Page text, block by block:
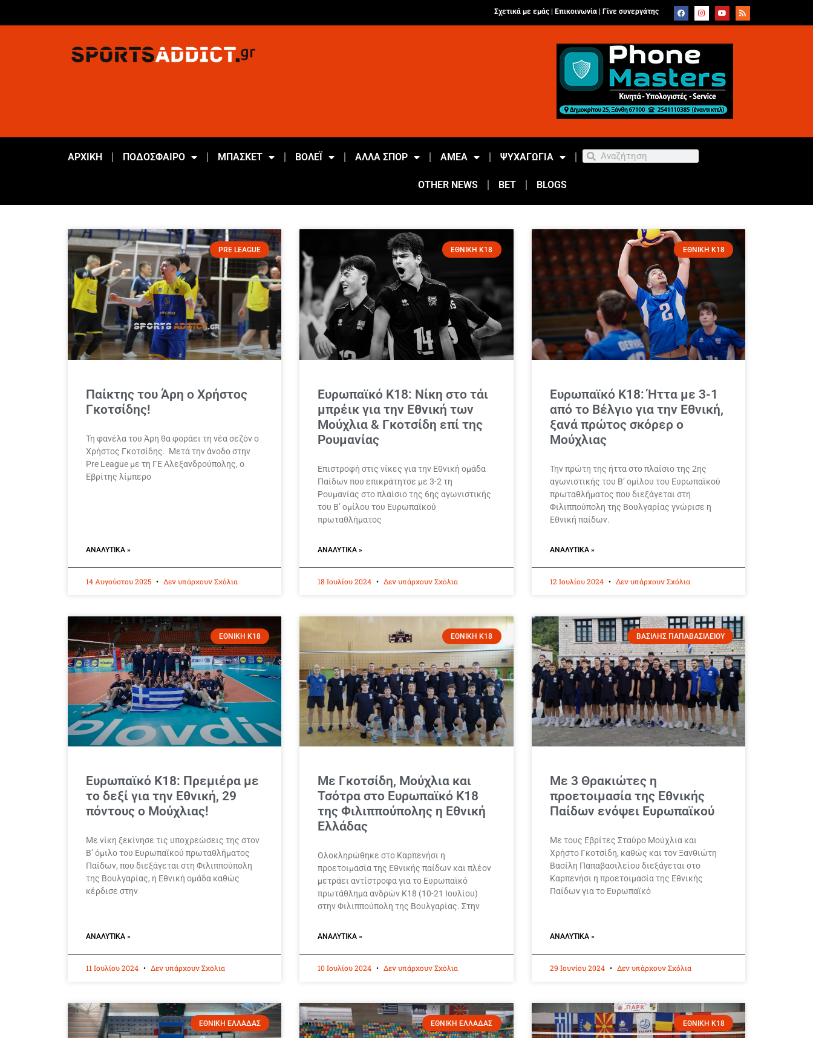
Σχετικά με εμάς | Επικοινωνία Γίνε συνεργάτης
ΑΡΧΙΚΗ ΠΟΔΟΣΦΑΙΡΟ ΜΠΑΣΚΕΤ ΒΟΛΕΪ ΑΛΛΑ ΣΠΟΡ ΑΜΕΑ ΨΥΧΑΓΩΓΙΑ
OTHER NEWS BET BLOGS
PRE LEAGUE
Παίκτης του Άρη ο Χρήστος
Γκοτσίδης!
Τη φανέλα του Άρη θα φοράει τη νέα σεζόν ο
Χρήστος Γκοτσίδης. Μετά την άνοδο στην
Pre League με τη ΓΕ Αλεξανδρούπολης, ο
Εβρίτης λίμπερο
ΑΝΑΛΥΤΙΚΆ »
14 Αυγούστου 2025 Δεν υπάρχουν Σχόλια
ΕΘΝΙΚΗ Κ18
Ευρωπαϊκό Κ18: Νίκη στο τάι
μπρέικ για την Εθνική των
Μούχλια & Γκοτσίδη επί της
Ρουμανίας
Επιστροφή στις νίκες για την Εθνική ομάδα
Παίδων που επικράτητσε με 3-2 τη
Ρουμανίας στο πλαίσιο της 6ης αγωνιστικής
του Β’ ομίλου του Ευρωπαϊκού
πρωταθλήματος
ΑΝΑΛΥΤΙΚΆ »
18 Ιουλίου 2024 Δεν υπάρχουν Σχόλια
ΕΘΝΙΚΗ Κ18
Ευρωπαϊκό Κ18: Ήττα με 3-1
από το Βέλγιο για την Εθνική,
ξανά πρώτος σκόρερ ο
Μούχλιας
Την πρώτη της ήττα στο πλαίσιο της 2ης
αγωνιστικής του Β’ ομίλου του Ευρωπαϊκού
πρωταθλήματος που διεξάγεται στη
Φιλιππούπολη της Βουλγαρίας γνώρισε η
Εθνική παίδων.
ΑΝΑΛΥΤΙΚΆ »
12 Ιουλίου 2024 Δεν υπάρχουν Σχόλια
ΕΘΝΙΚΗ Κ18
Ευρωπαϊκό Κ18: Πρεμιέρα με
το δεξί για την Εθνική, 29
πόντους ο Μούχλιας!
Με νίκη ξεκίνησε τις υποχρεώσεις της στον
Β’ όμιλο του Ευρωπαϊκού πρωταθλήματος
Παίδων, που διεξάγεται στη Φιλιππούπολη
της Βουλγαρίας, η Εθνική ομάδα καθώς
κέρδισε στην
ΑΝΑΛΥΤΙΚΆ »
11 Ιουλίου 2024 Δεν υπάρχουν Σχόλια
ΕΘΝΙΚΗ Κ18
Με Γκοτσίδη, Μούχλια και
Τσότρα στο Ευρωπαϊκό Κ18
της Φιλιππούπολης η Εθνική
Ελλάδας
Ολοκληρώθηκε στο Καρπενήσι η
προετοιμασία της Εθνικής παίδων και πλέον
μετράει αντίστροφα για το Ευρωπαϊκό
πρωτάθλημα ανδρών Κ18 (10-21 Ιουλίου)
στην Φιλιππούπολη της Βουλγαρίας. Στην
ΑΝΑΛΥΤΙΚΆ »
10 Ιουλίου 2024 Δεν υπάρχουν Σχόλια
ΒΑΣΙΛΗΣ ΠΑΠΑΒΑΣΙΛΕΙΟΥ
Με 3 Θρακιώτες η
προετοιμασία της Εθνικής
Παίδων ενόψει Ευρωπαϊκού
Με τους Εβρίτες Σταύρο Μούχλια και
Χρήστο Γκοτσίδη, καθώς και τον Ξανθιώτη
Βασίλη Παπαβασιλείου διεξάγεται στο
Καρπενήσι η προετοιμασία της Εθνικής
Παίδων για το Ευρωπαϊκό
ΑΝΑΛΥΤΙΚΆ »
29 Ιουνίου 2024 Δεν υπάρχουν Σχόλια
ΕΘΝΙΚΗ ΕΛΛΑΔΑΣ ΕΘΝΙΚΗ ΕΛΛΑΔΑΣ ΕΘΝΙΚΗ Κ18